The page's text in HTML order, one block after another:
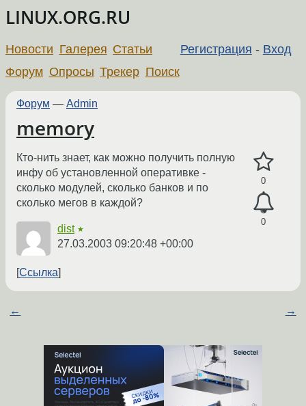
LINUX.ORG.RU
Регистрация - Вход
Новости Галерея Статьи
Форум Опросы Трекер Поиск
Форум — Admin
memory
0
0
Кто-нить знает, как можно получить полную
инфу об установленной оперативке -
сколько модулей, сколько банков и по
сколько мегов в каждой?
dist ★
27.03.2003 09:20:48 +00:00
Ссылка
← →